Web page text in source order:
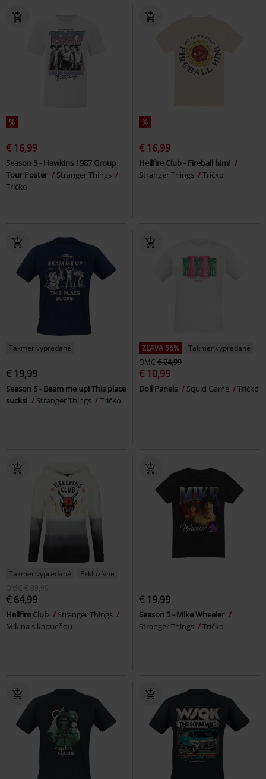
%
€ 16,99
Season 5 - Hawkins 1987 Group
Tour Poster
Stranger Things
Tričko
%
€ 16,99
Hellfire Club - Fireball him!
Stranger Things
Tričko
Takmer vypredané
€ 19,99
Season 5 - Beam me up! This place
sucks!
Stranger Things Tričko
ZĽAVA 56%
Takmer vypredané
OMC € 24,99
€ 10,99
Doll Panels Squid Game Tričko
Takmer vypredané
Exkluzívne
OMC € 69,99
€ 64,99
Hellfire Club
Stranger Things
Mikina s kapucňou
€ 19,99
Season 5 - Mike Wheeler
Stranger Things
Tričko